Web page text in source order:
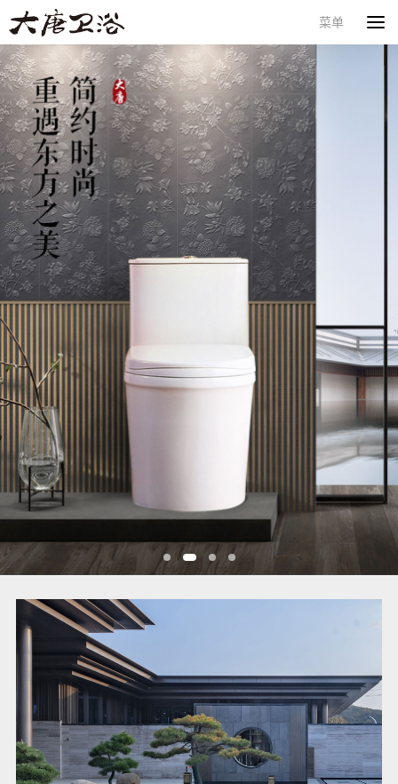
首页
产品一览
品牌加盟
核心技术
新闻动态
关于我们
联系我们
菜单